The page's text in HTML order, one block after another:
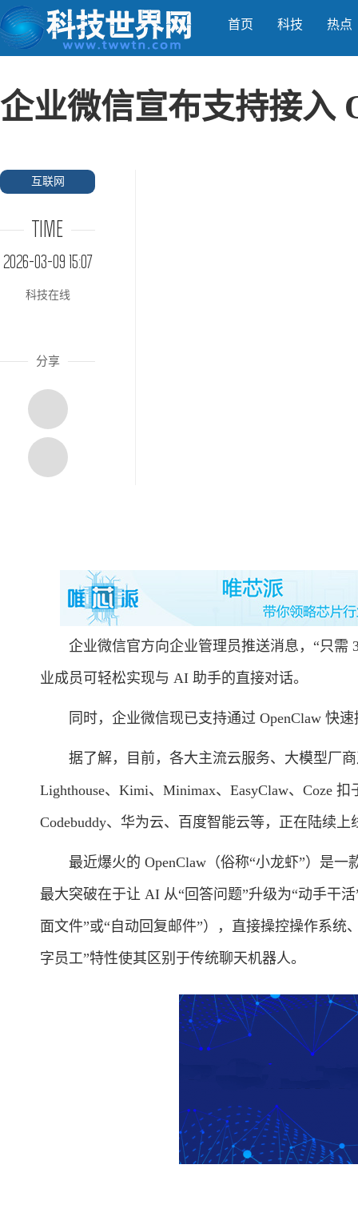
首页 科技 热点
企业微信宣布支持接入
互联网
TIME
2026-03-09 15:07
科技在线
分享
企业微信官方向企业管理员推送消息，“只需 3
业成员可轻松实现与 AI 助手的直接对话。
同时，企业微信现已支持通过 OpenClaw 快速
据了解，目前，各大主流云服务、大模型厂商
Lighthouse、Kimi、Minimax、EasyClaw、Coze
Codebuddy、华为云、百度智能云等，正在陆续
最近爆火的 OpenClaw（俗称“小龙虾”）是一
最大突破在于让 AI 从“回答问题”升级为“动手干
面文件”或“自动回复邮件”），直接操控操作系
字员工”特性使其区别于传统聊天机器人。